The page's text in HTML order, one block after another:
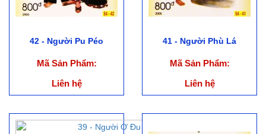
42 - Người Pu Péo
Mã Sản Phẩm:
Liên hệ
41 - Người Phù Lá
Mã Sản Phẩm:
Liên hệ